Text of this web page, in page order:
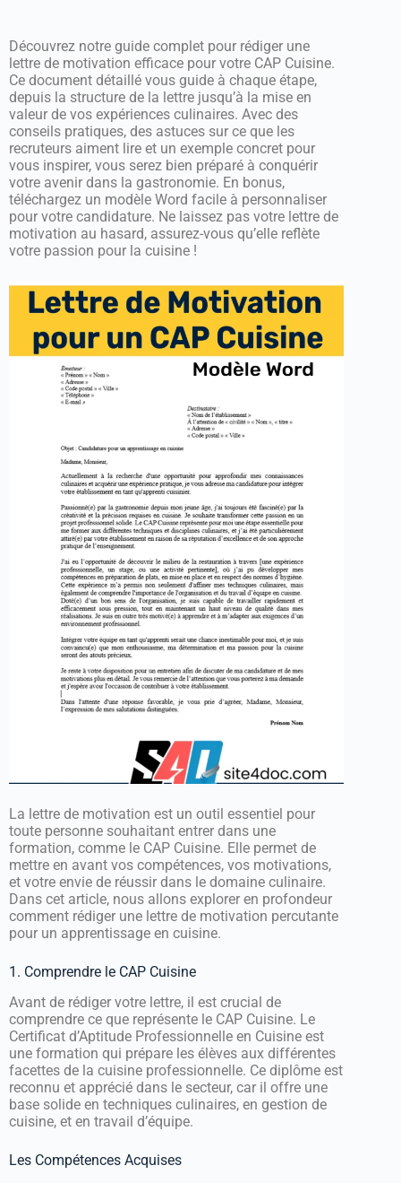
Découvrez notre guide complet pour rédiger une
lettre de motivation efficace pour votre CAP Cuisine.
Ce document détaillé vous guide à chaque étape,
depuis la structure de la lettre jusqu’à la mise en
valeur de vos expériences culinaires. Avec des
conseils pratiques, des astuces sur ce que les
recruteurs aiment lire et un exemple concret pour
vous inspirer, vous serez bien préparé à conquérir
votre avenir dans la gastronomie. En bonus,
téléchargez un modèle Word facile à personnaliser
pour votre candidature. Ne laissez pas votre lettre de
motivation au hasard, assurez-vous qu’elle reflète
votre passion pour la cuisine !
La lettre de motivation est un outil essentiel pour
toute personne souhaitant entrer dans une
formation, comme le CAP Cuisine. Elle permet de
mettre en avant vos compétences, vos motivations,
et votre envie de réussir dans le domaine culinaire.
Dans cet article, nous allons explorer en profondeur
comment rédiger une lettre de motivation percutante
pour un apprentissage en cuisine.
1. Comprendre le CAP Cuisine
Avant de rédiger votre lettre, il est crucial de
comprendre ce que représente le CAP Cuisine. Le
Certificat d’Aptitude Professionnelle en Cuisine est
une formation qui prépare les élèves aux différentes
facettes de la cuisine professionnelle. Ce diplôme est
reconnu et apprécié dans le secteur, car il offre une
base solide en techniques culinaires, en gestion de
cuisine, et en travail d’équipe.
Les Compétences Acquises